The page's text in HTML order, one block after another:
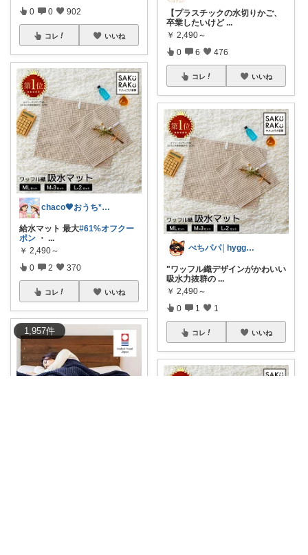
1,957件
0 0 902
コレ いいね
chaco🖤おうち*子育て*ママグッズ
給水マット 最大#61%オフクー
ポン ・ ...
￥ 2,490～
0 2 370
コレ いいね
【プラスチックの水切りかご、
卒業したいけど ...
￥ 2,490～
0 6 476
コレ いいね
ぺちパパ│hyggeにコレいいね🌿
"ワッフル織デザインがかわいい
吸水力抜群の ...
￥ 2,490～
0 1 1
コレ いいね